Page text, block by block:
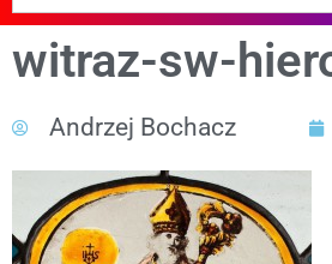
witraz-sw-
Andrzej Bochacz